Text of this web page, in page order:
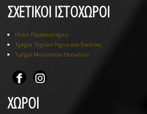
ΣΧΕΤΙΚΟΙ ΙΣΤΟΧΩΡΟΙ
Ιόνιο Πανεπιστήμιο
Τμήμα Τεχνών Ήχου και Εικόνας
Τμήμα Μουσικών Σπουδών
ΧΩΡΟΙ